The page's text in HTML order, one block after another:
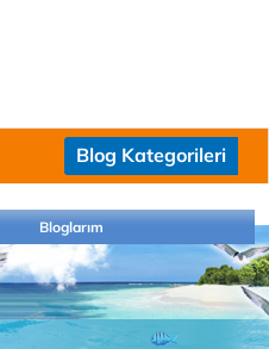
Blog Kategorileri
Bloglarım